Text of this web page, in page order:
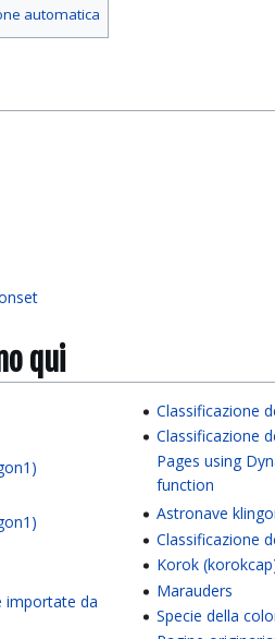
automatica
qui
importate da
Classificazione
Classificazione
Pages using
function
Astronave
Classificazione
Korok
Marauders
Specie della